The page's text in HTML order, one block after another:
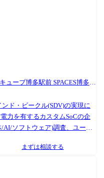
ドネイティブデータプラット
めとする先端技術の適用領域
ドリブン組織への変革を促進
イロを連携し、横断的データ活
ドまでを統合し、意思決定サ
業務効率を向上
ーブ博多駅前 SPACES博多駅
ド・ビークル(SDV)の実現に
力を有するカスタムSoCの企
の企画 ●クルマとしての性能
(仕様設計・アーキテクチャ開
まずは相談する